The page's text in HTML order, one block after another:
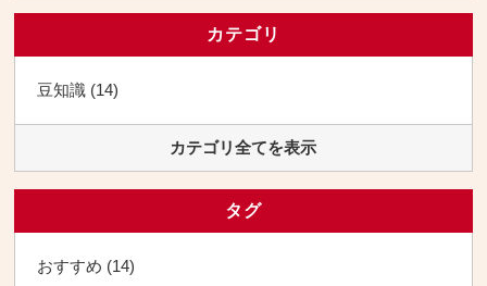
カテゴリ
豆知識 (14)
カテゴリ全てを表示
タグ
おすすめ (14)